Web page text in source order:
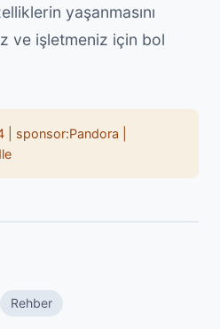
yaşanmasını
ve işletmeniz için bol
| sponsor:Pandora |
Rehber